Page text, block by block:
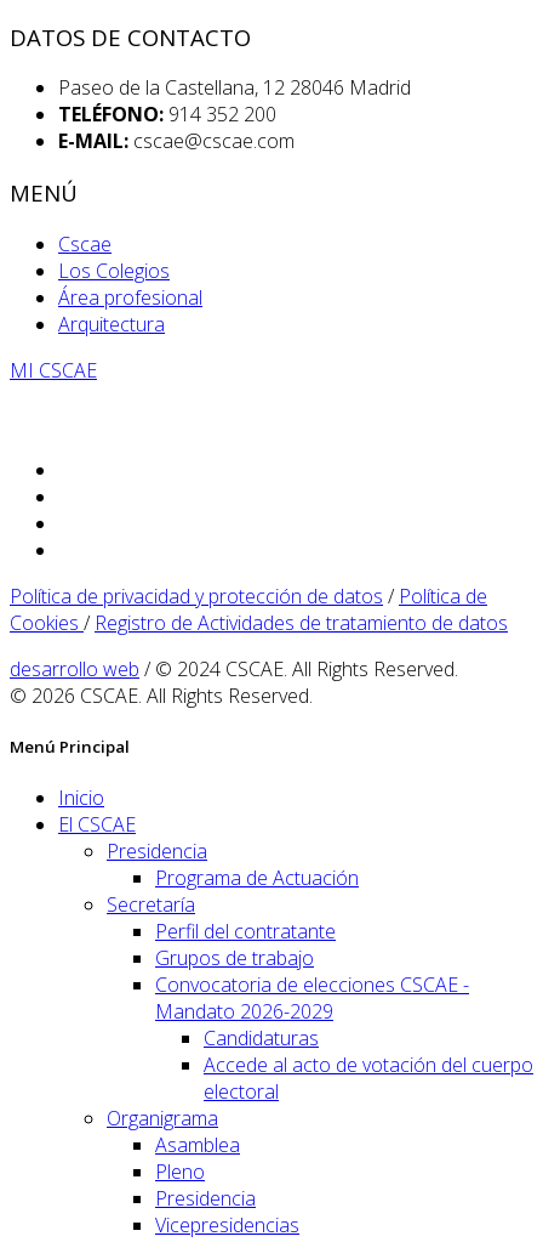
DATOS DE CONTACTO
Paseo de la Castellana, 12 28046 Madrid
TELÉFONO: 914 352 200
E-MAIL: cscae@cscae.com
MENÚ
Cscae
Los Colegios
Área profesional
Arquitectura
MI CSCAE
Política de privacidad y protección de datos / Política de
Cookies / Registro de Actividades de tratamiento de datos
desarrollo web / © 2024 CSCAE. All Rights Reserved.
© 2026 CSCAE. All Rights Reserved.
Menú Principal
Inicio
El CSCAE
Presidencia
Programa de Actuación
Secretaría
Perfil del contratante
Grupos de trabajo
Convocatoria de elecciones CSCAE -
Mandato 2026-2029
Candidaturas
Accede al acto de votación del cuerpo
electoral
Organigrama
Asamblea
Pleno
Presidencia
Vicepresidencias